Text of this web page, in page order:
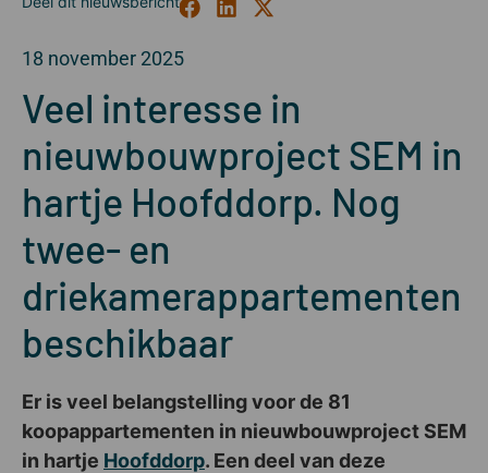
18 november 2025
Veel interesse in
nieuwbouwproject SEM in
hartje Hoofddorp. Nog
twee- en
driekamerappartementen
beschikbaar
Er is veel belangstelling voor de 81
koopappartementen in nieuwbouwproject SEM
in hartje Hoofddorp. Een deel van deze